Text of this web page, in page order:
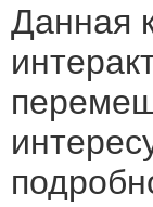
Данная